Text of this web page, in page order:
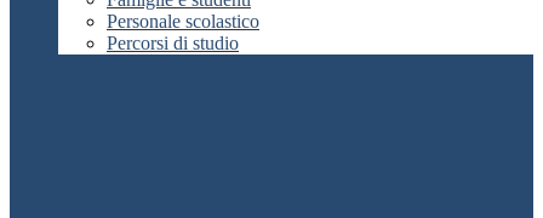
Personale scolastico
Percorsi di studio